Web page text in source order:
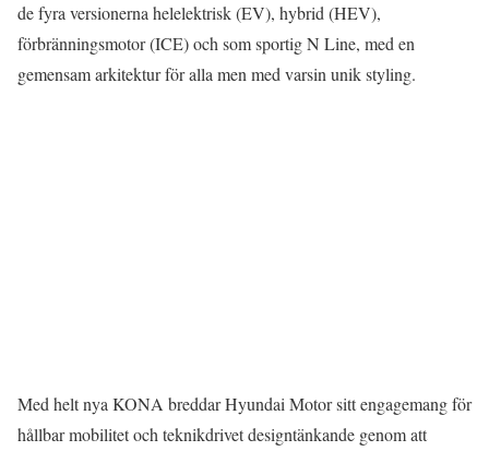
de fyra versionerna helelektrisk (EV), hybrid (HEV),
förbränningsmotor (ICE) och som sportig N Line, med en
gemensam arkitektur för alla men med varsin unik styling.
Med helt nya KONA breddar Hyundai Motor sitt engagemang för
hållbar mobilitet och teknikdrivet designtänkande genom att